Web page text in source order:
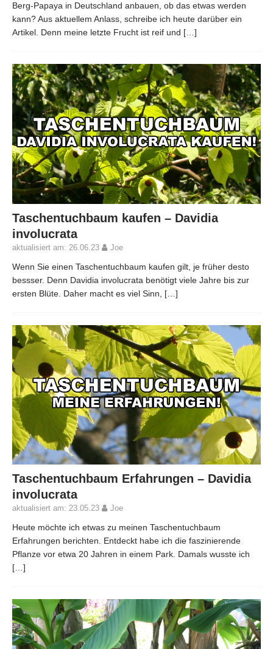
Berg-Papaya in Deutschland anbauen, ob das etwas werden
kann? Aus aktuellem Anlass, schreibe ich heute darüber ein
Artikel. Denn meine letzte Frucht ist reif und […]
Taschentuchbaum kaufen – Davidia
involucrata
aktualisiert am: 26.06.23 Joe
Wenn Sie einen Taschentuchbaum kaufen gilt, je früher desto
bessser. Denn Davidia involucrata benötigt viele Jahre bis zur
ersten Blüte. Daher macht es viel Sinn, […]
Taschentuchbaum Erfahrungen – Davidia
involucrata
aktualisiert am: 23.05.23 Joe
Heute möchte ich etwas zu meinen Taschentuchbaum
Erfahrungen berichten. Entdeckt habe ich die faszinierende
Pflanze vor etwa 20 Jahren in einem Park. Damals wusste ich
[…]